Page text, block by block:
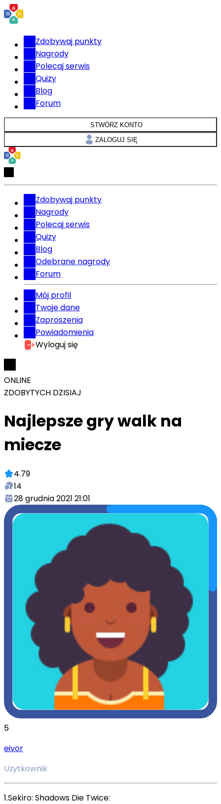
Zdobywaj punkty
Nagrody
Polecaj serwis
Quizy
Blog
Forum
STWÓRZ KONTO
ZALOGUJ SIĘ
Zdobywaj punkty
Nagrody
Polecaj serwis
Quizy
Blog
Odebrane nagrody
Forum
Mój profil
Twoje dane
Zaproszenia
Powiadomienia
Wyloguj się
ONLINE
ZDOBYTYCH DZISIAJ
Najlepsze gry walk na
miecze
4.79
14
28 grudnia 2021 21:01
5
eivor
Użytkownik
1.Sekiro: Shadows Die Twice: